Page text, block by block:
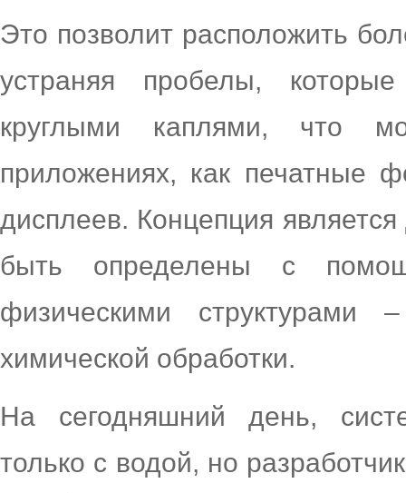
Это позволит расположить
устраняя пробелы,
круглыми каплями, что
приложениях, как печатные
дисплеев. Концепция
быть определены с
физическими
химической обработки.
На сегодняшний день,
только с водой, но